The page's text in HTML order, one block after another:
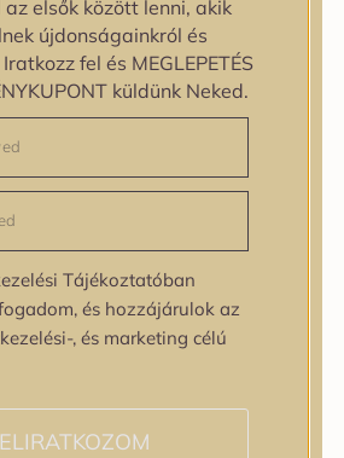
bőrtextúra
tónus
bőr
bőr
barrier
alatt is
az elsők között lenni, akik
újdonságainkról és
fel és MEGLEPETÉS
küldünk Neked.
Tájékoztatóban
és hozzájárulok az
, és marketing célú